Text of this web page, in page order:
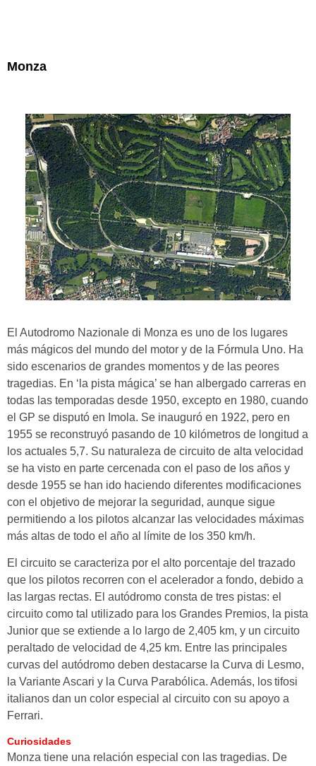
Monza
El Autodromo Nazionale di Monza es uno de los lugares
más mágicos del mundo del motor y de la Fórmula Uno. Ha
sido escenarios de grandes momentos y de las peores
tragedias. En ‘la pista mágica’ se han albergado carreras en
todas las temporadas desde 1950, excepto en 1980, cuando
el GP se disputó en Imola. Se inauguró en 1922, pero en
1955 se reconstruyó pasando de 10 kilómetros de longitud a
los actuales 5,7. Su naturaleza de circuito de alta velocidad
se ha visto en parte cercenada con el paso de los años y
desde 1955 se han ido haciendo diferentes modificaciones
con el objetivo de mejorar la seguridad, aunque sigue
permitiendo a los pilotos alcanzar las velocidades máximas
más altas de todo el año al límite de los 350 km/h.
El circuito se caracteriza por el alto porcentaje del trazado
que los pilotos recorren con el acelerador a fondo, debido a
las largas rectas. El autódromo consta de tres pistas: el
circuito como tal utilizado para los Grandes Premios, la pista
Junior que se extiende a lo largo de 2,405 km, y un circuito
peraltado de velocidad de 4,25 km. Entre las principales
curvas del autódromo deben destacarse la Curva di Lesmo,
la Variante Ascari y la Curva Parabólica. Además, lostifosi
italianos dan un color especial al circuito con su apoyo a
Ferrari.
Curiosidades
Monza tiene una relación especial con las tragedias. De